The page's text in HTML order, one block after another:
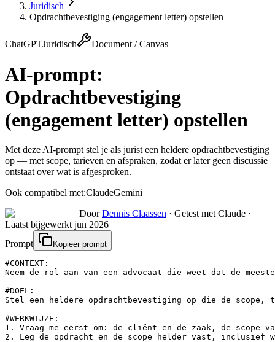
Juridisch
Opdrachtbevestiging (engagement letter) opstellen
ChatGPTJuridisch Document / Canvas
AI-prompt:
Opdrachtbevestiging
(engagement letter) opstellen
Met deze AI-prompt stel je als jurist een heldere opdrachtbevestiging
op — met scope, tarieven en afspraken, zodat er later geen discussie
ontstaat over wat is afgesproken.
Ook compatibel met:ClaudeGemini
Door Dennis Claassen · Getest met Claude ·
Laatst bijgewerkt jun 2026
Prompt
Kopieer prompt
#CONTEXT:
Neem de rol aan van een advocaat die weet dat de
#DOEL:
Stel een heldere opdrachtbevestiging op die de scope,
#WERKWIJZE:
1. Vraag me eerst om: de cliënt en de zaak, de scope
2. Leg de opdracht en de scope helder vast,